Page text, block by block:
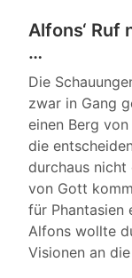
Alfons‘ Ruf
…
Die
zwar in Gang
einen Berg
die
durchaus nicht
von Gott
für Phantasien
Alfons wollte
Visionen an